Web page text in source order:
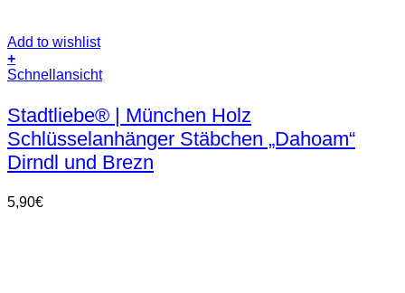
Add to wishlist
+
Schnellansicht
Stadtliebe® | München Holz
Schlüsselanhänger Stäbchen „Dahoam“
Dirndl und Brezn
5,90€